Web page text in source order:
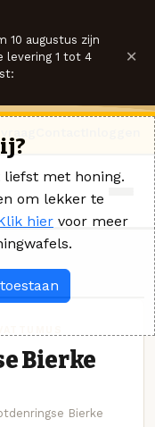
10 augustus zijn
levering 1 tot 4
×
Bierke
Bierke
liefst met honing.
om lekker te
hier voor meer